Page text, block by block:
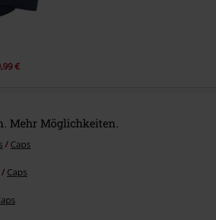
€
Mehr Möglichkeiten.
Caps
Caps